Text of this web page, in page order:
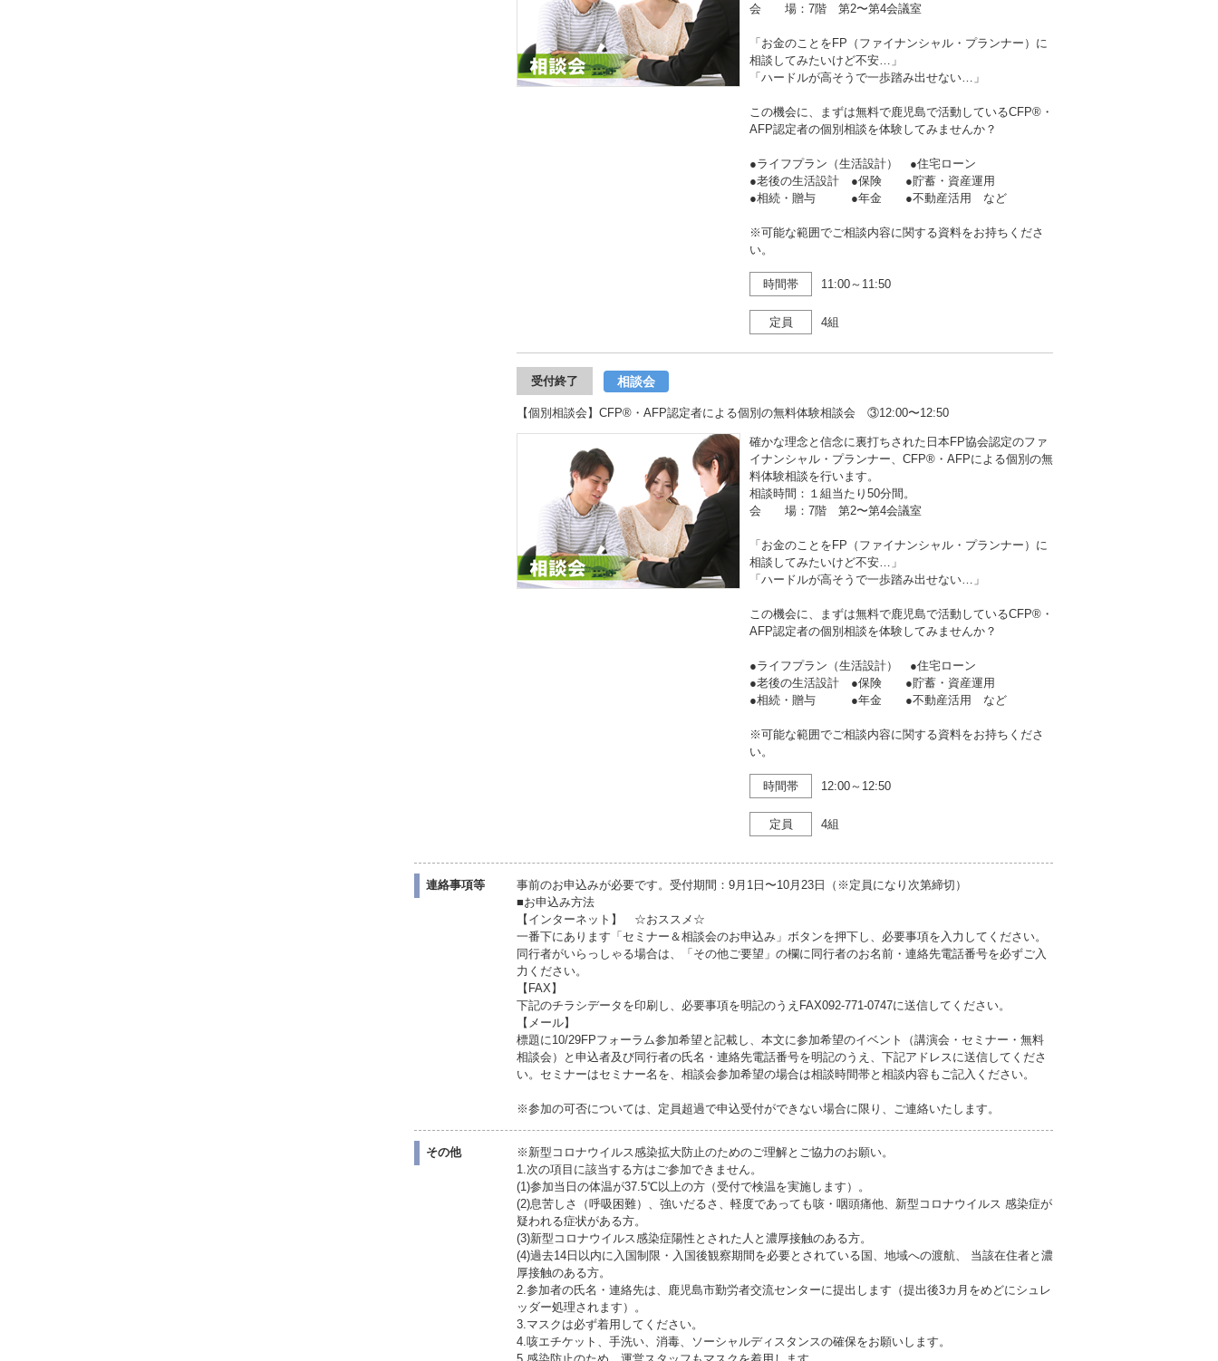
会 場：7階 第2〜第4会議室
「お金のことをFP（ファイナンシャル・プランナー）に
相談してみたいけど不安…」
「ハードルが高そうで一歩踏み出せない…」
この機会に、まずは無料で鹿児島で活動しているCFP®・
AFP認定者の個別相談を体験してみませんか？
●ライフプラン（生活設計） ●住宅ローン
●老後の生活設計 ●保険 ●貯蓄・資産運用
●相続・贈与 ●年金 ●不動産活用 など
※可能な範囲でご相談内容に関する資料をお持ちくださ
い。
時間帯 11:00～11:50
定員 4組
受付終了 相談会
【個別相談会】CFP®・AFP認定者による個別の無料体験相談会 ③12:00〜12:50
確かな理念と信念に裏打ちされた日本FP協会認定のファ
イナンシャル・プランナー、CFP®・AFPによる個別の無
料体験相談を行います。
相談時間：１組当たり50分間。
会 場：7階 第2〜第4会議室
「お金のことをFP（ファイナンシャル・プランナー）に
相談してみたいけど不安…」
「ハードルが高そうで一歩踏み出せない…」
この機会に、まずは無料で鹿児島で活動しているCFP®・
AFP認定者の個別相談を体験してみませんか？
●ライフプラン（生活設計） ●住宅ローン
●老後の生活設計 ●保険 ●貯蓄・資産運用
●相続・贈与 ●年金 ●不動産活用 など
※可能な範囲でご相談内容に関する資料をお持ちくださ
い。
時間帯 12:00～12:50
定員 4組
連絡事項等
事前のお申込みが必要です。受付期間：9月1日〜10月23日（※定員になり次第締切）
■お申込み方法
【インターネット】 ☆おススメ☆
一番下にあります「セミナー＆相談会のお申込み」ボタンを押下し、必要事項を入力してください。
同行者がいらっしゃる場合は、「その他ご要望」の欄に同行者のお名前・連絡先電話番号を必ずご入
力ください。
【FAX】
下記のチラシデータを印刷し、必要事項を明記のうえFAX092-771-0747に送信してください。
【メール】
標題に10/29FPフォーラム参加希望と記載し、本文に参加希望のイベント（講演会・セミナー・無料
相談会）と申込者及び同行者の氏名・連絡先電話番号を明記のうえ、下記アドレスに送信してくださ
い。セミナーはセミナー名を、相談会参加希望の場合は相談時間帯と相談内容もご記入ください。
※参加の可否については、定員超過で申込受付ができない場合に限り、ご連絡いたします。
その他
※新型コロナウイルス感染拡大防止のためのご理解とご協力のお願い。
1.次の項目に該当する方はご参加できません。
(1)参加当日の体温が37.5℃以上の方（受付で検温を実施します）。
(2)息苦しさ（呼吸困難）、強いだるさ、軽度であっても咳・咽頭痛他、新型コロナウイルス 感染症が
疑われる症状がある方。
(3)新型コロナウイルス感染症陽性とされた人と濃厚接触のある方。
(4)過去14日以内に入国制限・入国後観察期間を必要とされている国、地域への渡航、 当該在住者と濃
厚接触のある方。
2.参加者の氏名・連絡先は、鹿児島市勤労者交流センターに提出します（提出後3カ月をめどにシュレ
ッダー処理されます）。
3.マスクは必ず着用してください。
4.咳エチケット、手洗い、消毒、ソーシャルディスタンスの確保をお願いします。